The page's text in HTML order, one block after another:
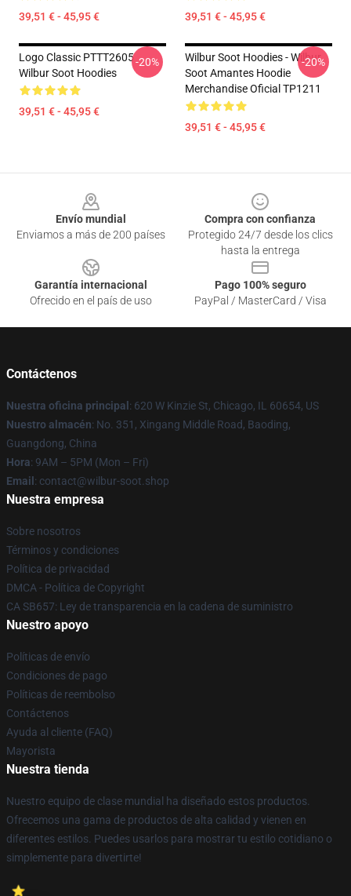
39,51 € - 45,95 € 39,51 € - 45,95 €
Logo Classic PTTT2605
Wilbur Soot Hoodies
39,51 € - 45,95 €
-20%
Wilbur Soot Hoodies - Wilbur
Soot Amantes Hoodie
Merchandise Oficial TP1211
39,51 € - 45,95 €
-20%
Envío mundial
Enviamos a más de 200 países
Compra con confianza
Protegido 24/7 desde los clics
hasta la entrega
Garantía internacional
Ofrecido en el país de uso
Pago 100% seguro
PayPal / MasterCard / Visa
Contáctenos
Nuestra oficina principal : 620 W Kinzie St, Chicago, IL 60654, US
Nuestro almacén: No. 351, Xingang Middle Road, Baoding,
Guangdong, China
Hora: 9AM – 5PM (Mon – Fri)
Email : contact@wilbur-soot.shop
Nuestra empresa
Sobre nosotros
Términos y condiciones
Política de privacidad
DMCA - Política de Copyright
CA SB657: Ley de transparencia en la cadena de suministro
Nuestro apoyo
Políticas de envío
Condiciones de pago
Políticas de reembolso
Contáctenos
Ayuda al cliente (FAQ)
Mayorista
Nuestra tienda
Nuestro equipo de clase mundial ha diseñado estos productos.
Ofrecemos una gama de productos de alta calidad y vienen en
diferentes estilos. Puedes usarlos para mostrar tu estilo cotidiano o
simplemente para divertirte!